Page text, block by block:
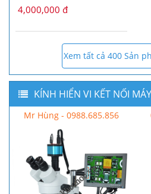
4,000,000 đ
Xem tất cả 400 Sản
KÍNH HIỂN VI KẾT NỐI
Mr Hùng - 0988.685.856